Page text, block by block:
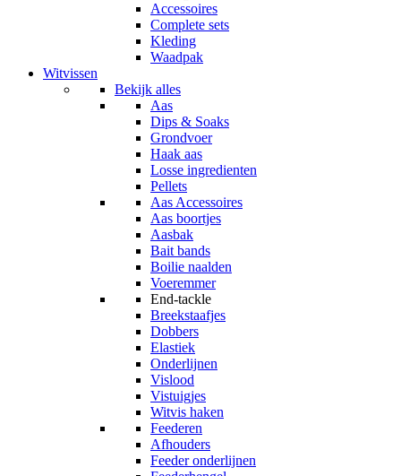
Accessoires
Complete sets
Kleding
Waadpak
Witvissen
Bekijk alles
Aas
Dips & Soaks
Grondvoer
Haak aas
Losse ingredienten
Pellets
Aas Accessoires
Aas boortjes
Aasbak
Bait bands
Boilie naalden
Voeremmer
End-tackle
Breekstaafjes
Dobbers
Elastiek
Onderlijnen
Vislood
Vistuigjes
Witvis haken
Feederen
Afhouders
Feeder onderlijnen